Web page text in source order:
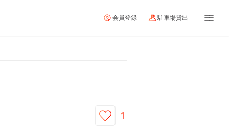
会員登録 駐車場貸出
1